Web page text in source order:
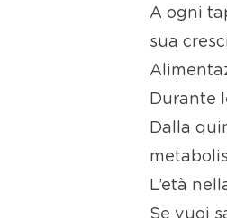
A ogni
sua
Durante
Dalla
L’età
Se vuoi